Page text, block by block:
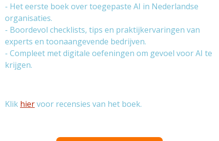
- Het eerste boek over toegepaste AI in Nederlandse
organisaties.
- Boordevol checklists, tips en praktijkervaringen van
experts en toonaangevende bedrijven.
- Compleet met digitale oefeningen om gevoel voor AI te
krijgen.
Klik hiervoor recensies van het boek.